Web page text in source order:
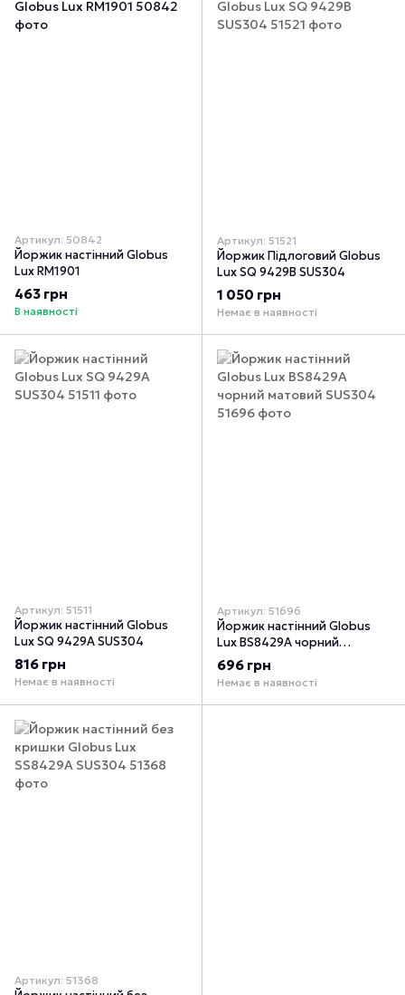
Артикул: 50842
Йоржик настінний Globus
Lux RM1901
463 грн
В наявності
Артикул: 51521
Йоржик Підлоговий Globus
Lux SQ 9429B SUS304
1 050 грн
Немає в наявності
Артикул: 51511
Йоржик настінний Globus
Lux SQ 9429A SUS304
816 грн
Немає в наявності
Артикул: 51696
Йоржик настінний Globus
Lux BS8429A чорний
матовий SUS304
696 грн
Немає в наявності
Артикул: 51368